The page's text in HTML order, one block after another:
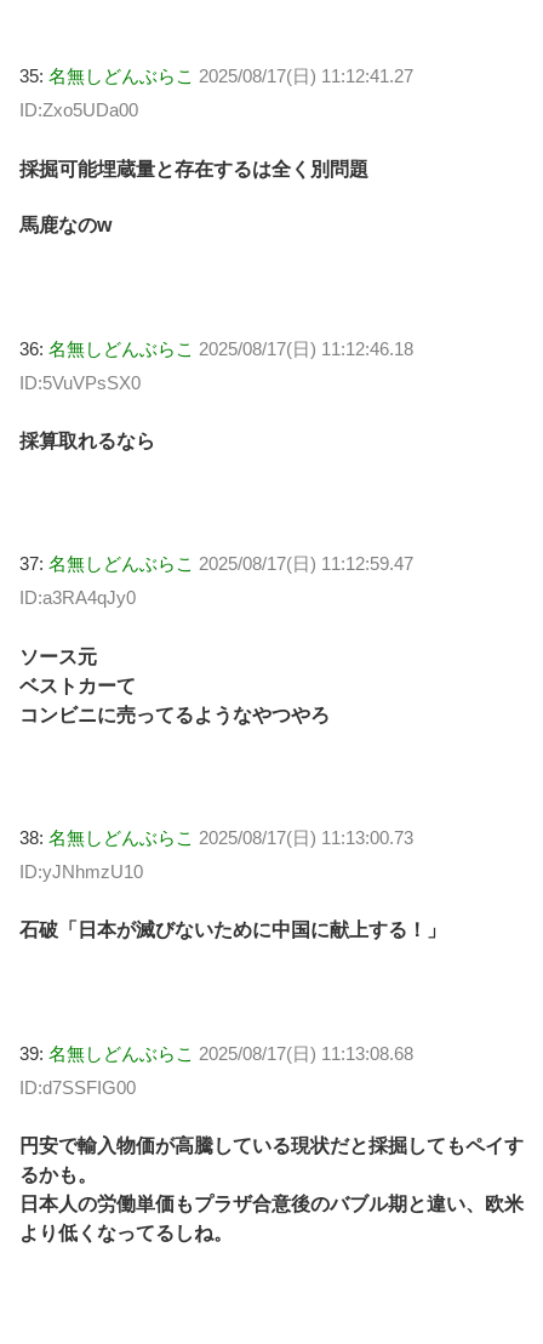
35: 名無しどんぶらこ 2025/08/17(日) 11:12:41.27
ID:Zxo5UDa00
採掘可能埋蔵量と存在するは全く別問題
馬鹿なのw
36: 名無しどんぶらこ 2025/08/17(日) 11:12:46.18
ID:5VuVPsSX0
採算取れるなら
37: 名無しどんぶらこ 2025/08/17(日) 11:12:59.47
ID:a3RA4qJy0
ソース元
ベストカーて
コンビニに売ってるようなやつやろ
38: 名無しどんぶらこ 2025/08/17(日) 11:13:00.73
ID:yJNhmzU10
石破「日本が滅びないために中国に献上する！」
39: 名無しどんぶらこ 2025/08/17(日) 11:13:08.68
ID:d7SSFIG00
円安で輸入物価が高騰している現状だと採掘してもペイす
るかも。
日本人の労働単価もプラザ合意後のバブル期と違い、欧米
より低くなってるしね。